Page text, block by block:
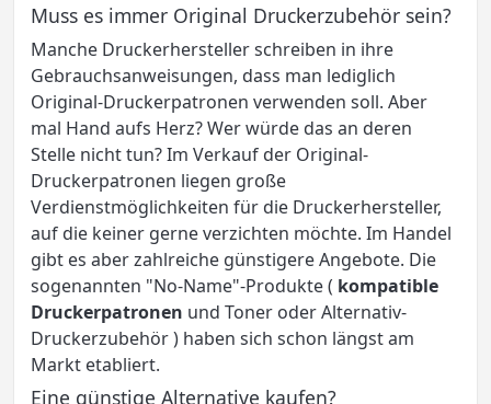
Muss es immer Original Druckerzubehör sein?
Manche Druckerhersteller schreiben in ihre
Gebrauchsanweisungen, dass man lediglich
Original-Druckerpatronen verwenden soll. Aber
mal Hand aufs Herz? Wer würde das an deren
Stelle nicht tun? Im Verkauf der Original-
Druckerpatronen liegen große
Verdienstmöglichkeiten für die Druckerhersteller,
auf die keiner gerne verzichten möchte. Im Handel
gibt es aber zahlreiche günstigere Angebote. Die
sogenannten "No-Name"-Produkte ( kompatible
Druckerpatronen und Toner oder Alternativ-
Druckerzubehör ) haben sich schon längst am
Markt etabliert.
Eine günstige Alternative kaufen?